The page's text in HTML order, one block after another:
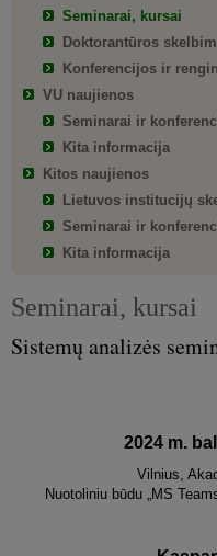
Seminarai, kursai
Doktorantūros
Konferencijos ir
VU naujienos
Seminarai ir
Kita informacija
Kitos naujienos
Lietuvos institucijų
Seminarai ir
Kita informacija
Seminarai, kursai
Sistemų analizės
2024 m.
Vilnius,
Nuotoliniu būdu „MS